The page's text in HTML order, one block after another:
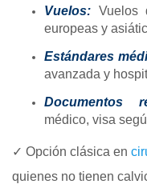
Vuelos: Vuelos
europeas y
Estándares
avanzada y
Documentos
médico, visa
✓ Opción clásica en
quienes no tienen